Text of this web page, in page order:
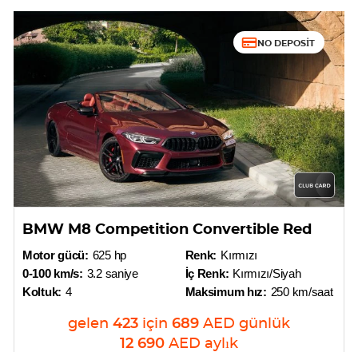
NO DEPOSIT
BMW M8 Competition Convertible Red
Motor gücü: 625 hp
0-100 km/s: 3.2 saniye
Koltuk: 4
Renk: Kırmızı
İç Renk: Kırmızı/Siyah
Maksimum hız: 250 km/saat
gelen 423 için 689 AED günlük
12 690 AED aylık